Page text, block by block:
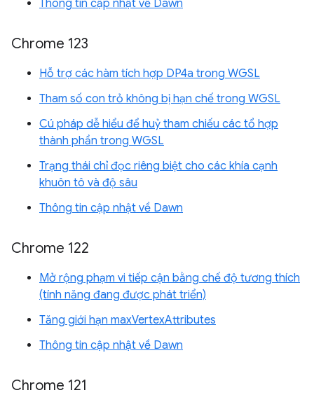
Thông tin cập nhật về Dawn
Chrome 123
Hỗ trợ các hàm tích hợp DP4a trong WGSL
Tham số con trỏ không bị hạn chế trong WGSL
Cú pháp dễ hiểu để huỷ tham chiếu các tổ hợp
thành phần trong WGSL
Trạng thái chỉ đọc riêng biệt cho các khía cạnh
khuôn tô và độ sâu
Thông tin cập nhật về Dawn
Chrome 122
Mở rộng phạm vi tiếp cận bằng chế độ tương thích
(tính năng đang được phát triển)
Tăng giới hạn maxVertexAttributes
Thông tin cập nhật về Dawn
Chrome 121